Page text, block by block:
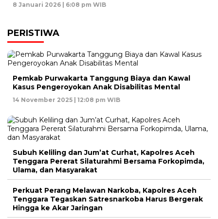
8 Januari 2026 | 6:08 pm WIB
PERISTIWA
Pemkab Purwakarta Tanggung Biaya dan Kawal
Kasus Pengeroyokan Anak Disabilitas Mental
14 November 2025 | 12:08 pm WIB
Subuh Keliling dan Jum’at Curhat, Kapolres Aceh
Tenggara Pererat Silaturahmi Bersama Forkopimda,
Ulama, dan Masyarakat
Perkuat Perang Melawan Narkoba, Kapolres Aceh
Tenggara Tegaskan Satresnarkoba Harus Bergerak
Hingga ke Akar Jaringan